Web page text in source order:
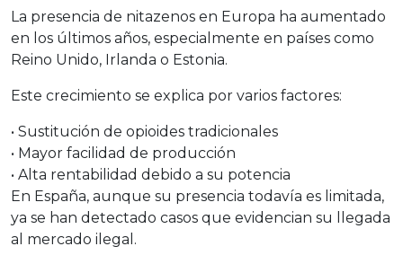
La presencia de nitazenos en Europa ha aumentado
en los últimos años, especialmente en países como
Reino Unido, Irlanda o Estonia.
Este crecimiento se explica por varios factores:
• Sustitución de opioides tradicionales
• Mayor facilidad de producción
• Alta rentabilidad debido a su potencia
En España, aunque su presencia todavía es limitada,
ya se han detectado casos que evidencian su llegada
al mercado ilegal.